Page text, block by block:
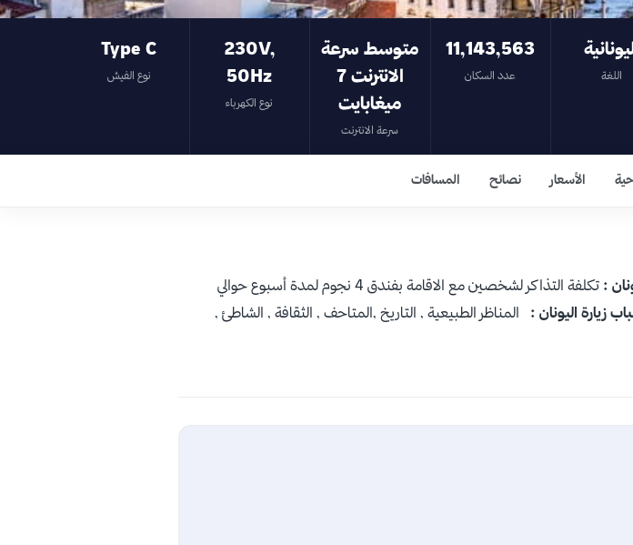
اللغة
11,143,563
عدد السكان
متوسط سرعة
الانترنت 7
ميغابايت
سرعة الانترنت
230V,
50Hz
نوع الكهرباء
Type C
نوع الفيش
الأسعار نصائح المسافات
:
تكلفة التذاكر لشخصين مع الاقامة بفندق 4 نجوم لمدة أسبوع حوالي
زيارة اليونان : المناظر الطبيعية , التاريخ ,المتاحف , الثقافة , الشاطئ ,